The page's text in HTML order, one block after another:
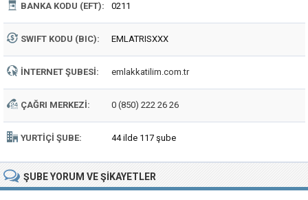
BANKA KODU (EFT): 0211
SWIFT KODU (BIC): EMLATRISXXX
İNTERNET ŞUBESI: emlakkatilim.com.tr
ÇAĞRI MERKEZI: 0 (850) 222 26 26
YURTIÇI ŞUBE: 44 ilde 117 şube
ŞUBEYORUM VE ŞIKAYETLER